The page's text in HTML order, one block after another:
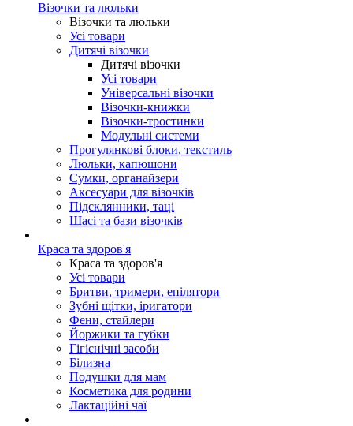
Візочки та люльки
Візочки та люльки
Усі товари
Дитячі візочки
Дитячі візочки
Усі товари
Універсальні візочки
Візочки-книжки
Візочки-тростинки
Модульні системи
Прогулянкові блоки, текстиль
Люльки, капюшони
Сумки, органайзери
Аксесуари для візочків
Підсклянники, таці
Шасі та бази візочків
Краса та здоров'я
Краса та здоров'я
Усі товари
Бритви, тримери, епілятори
Зубні щітки, іригатори
Фени, стайлери
Йоржики та губки
Гігієнічні засоби
Білизна
Подушки для мам
Косметика для родини
Лактаційні чаї